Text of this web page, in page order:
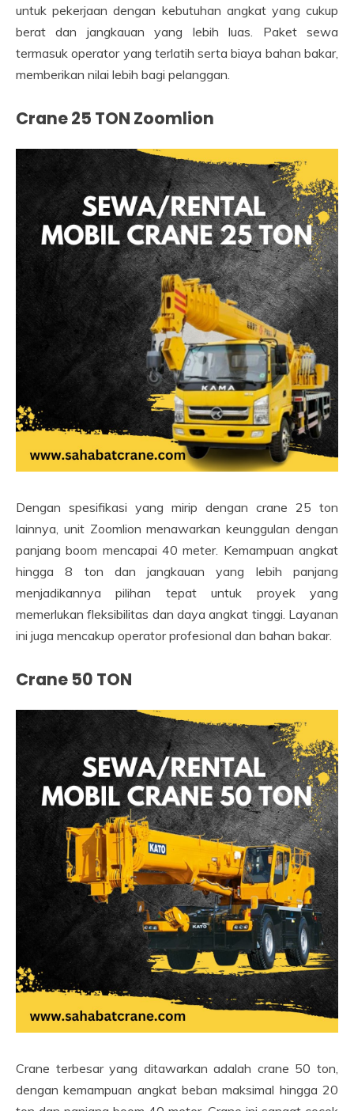
untuk pekerjaan dengan kebutuhan angkat yang cukup
berat dan jangkauan yang lebih luas. Paket sewa
termasuk operator yang terlatih serta biaya bahan bakar,
memberikan nilai lebih bagi pelanggan.
Crane 25 TON Zoomlion
Dengan spesifikasi yang mirip dengan crane 25 ton
lainnya, unit Zoomlion menawarkan keunggulan dengan
panjang boom mencapai 40 meter. Kemampuan angkat
hingga 8 ton dan jangkauan yang lebih panjang
menjadikannya pilihan tepat untuk proyek yang
memerlukan fleksibilitas dan daya angkat tinggi. Layanan
ini juga mencakup operator profesional dan bahan bakar.
Crane 50 TON
Crane terbesar yang ditawarkan adalah crane 50 ton,
dengan kemampuan angkat beban maksimal hingga 20